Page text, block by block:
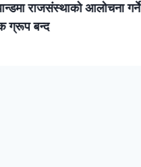
राजसंस्थाको आलोचना गर्ने
ग्रूप बन्द